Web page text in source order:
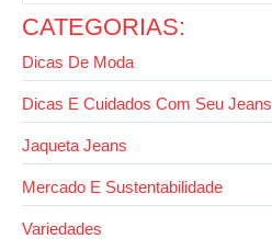
CATEGORIAS:
Dicas De Moda
Dicas E Cuidados Com Seu Jeans
Jaqueta Jeans
Mercado E Sustentabilidade
Variedades